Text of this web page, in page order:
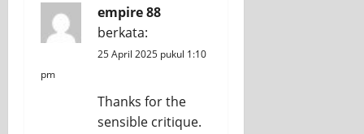
o
n
empire 88
berkata:
25 April 2025 pukul 1:10
pm
Thanks for the
sensible critique.